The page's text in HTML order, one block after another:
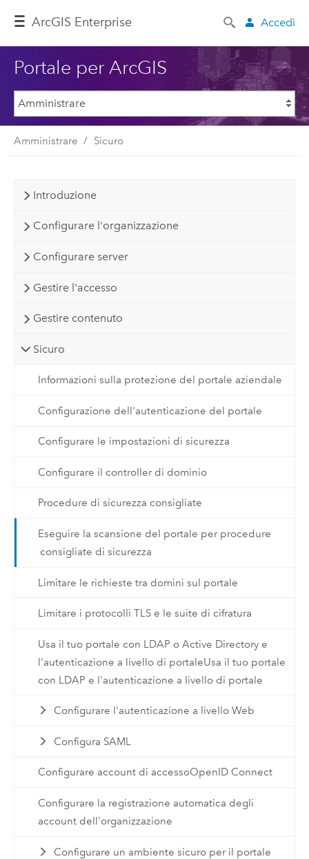
ArcGIS Enterprise Accedi
Portale per ArcGIS
Amministrare Sicuro
Introduzione
Configurare l'organizzazione
Configurare server
Gestire l'accesso
Gestire contenuto
Sicuro
Informazioni sulla protezione del portale aziendale
Configurazione dell'autenticazione del portale
Configurare le impostazioni di sicurezza
Configurare il controller di dominio
Procedure di sicurezza consigliate
Eseguire la scansione del portale per procedure
consigliate di sicurezza
Limitare le richieste tra domini sul portale
Limitare i protocolli TLS e le suite di cifratura
Usa il tuo portale con LDAP o Active Directory e
l'autenticazione a livello di portaleUsa il tuo portale
con LDAP e l'autenticazione a livello di portale
Configurare l'autenticazione a livello Web
Configura SAML
Configurare account di accessoOpenID Connect
Configurare la registrazione automatica degli
account dell'organizzazione
Configurare un ambiente sicuro per il portale